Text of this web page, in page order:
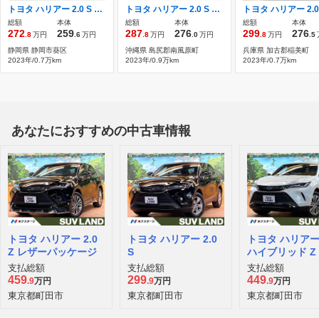
トヨタ ハリアー 2.0 S ワンオーナー 安全装備
総額
272.8万円
本体
259.6万円
静岡県 静岡市葵区
2023年/0.7万km
トヨタ ハリアー 2.0 S フルセグTV トヨタセーフティーセンス
総額
287.8万円
本体
276.0万円
沖縄県 島尻郡南風原町
2023年/0.9万km
総額
299.8万円
本体
276.5
兵庫県 加古郡稲美町
2023年/0.7万km
あなたにおすすめの中古車情報
トヨタ ハリアー 2.0
Z レザーパッケージ
支払総額
459.9万円
東京都町田市
トヨタ ハリアー 2.0
S
支払総額
299.9万円
東京都町田市
トヨタ ハリア
ハイブリッド Z
ーパッケージ
支払総額
449.9万円
東京都町田市